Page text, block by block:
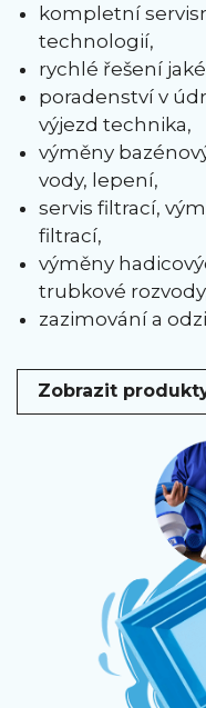
kompletní
technologií,
rychlé řešení
poradenství v
výjezd technika,
výměny
vody, lepení,
servis filtrací,
filtrací,
výměny
trubkové
zazimování a
Zobrazit